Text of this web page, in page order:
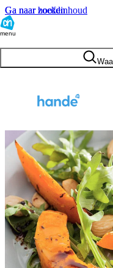
Ga naar hoofdinhoud
Ga naar zoeken
menu